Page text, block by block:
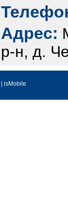
Адрес:
р-н, д.
| isMobile